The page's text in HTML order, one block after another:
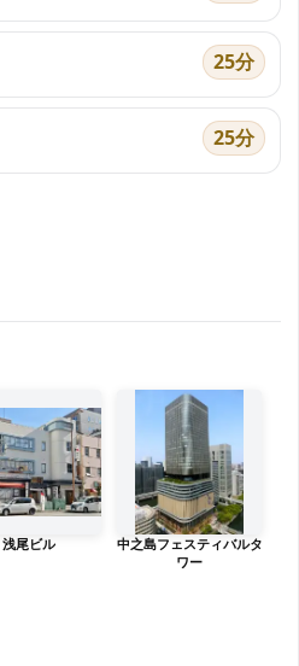
25分
25分
浅尾ビル
中之島フェスティバルタ
ワー